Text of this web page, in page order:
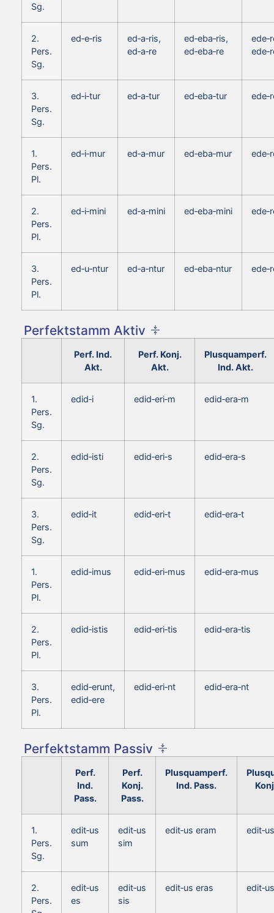
Sg.
2.
Pers.
Sg.
ed‑e‑ris
ed‑a‑ris,
ed‑a‑re
ed‑eba‑ris,
ed‑eba‑re
3.
Pers.
Sg.
ed‑i‑tur ed‑a‑tur ed‑eba‑tur
1.
Pers.
Pl.
ed‑i‑mur ed‑a‑mur ed‑eba‑mur
2.
Pers.
Pl.
ed‑i‑mini ed‑a‑mini ed‑eba‑mini
3.
Pers.
Pl.
ed‑u‑ntur ed‑a‑ntur ed‑eba‑ntur
Perfektstamm Aktiv
Perf. Ind.
Akt.
Perf. Konj.
Akt.
Plusquamperf.
Ind. Akt.
1.
Pers.
Sg.
edid‑i edid‑eri‑m edid‑era‑m
2.
Pers.
Sg.
edid‑isti edid‑eri‑s edid‑era‑s
3.
Pers.
Sg.
edid‑it edid‑eri‑t edid‑era‑t
1.
Pers.
Pl.
edid‑imus edid‑eri‑mus edid‑era‑mus
2.
Pers.
Pl.
edid‑istis edid‑eri‑tis edid‑era‑tis
3.
Pers.
Pl.
edid‑erunt,
edid‑ere
edid‑eri‑nt edid‑era‑nt
Perfektstamm Passiv
Perf.
Ind.
Pass.
Perf.
Konj.
Pass.
Plusquamperf.
Ind. Pass.
1.
Pers.
Sg.
edit‑us
sum
edit‑us
sim
edit‑us eram
2.
Pers.
edit‑us
es
edit‑us
sis
edit‑us eras